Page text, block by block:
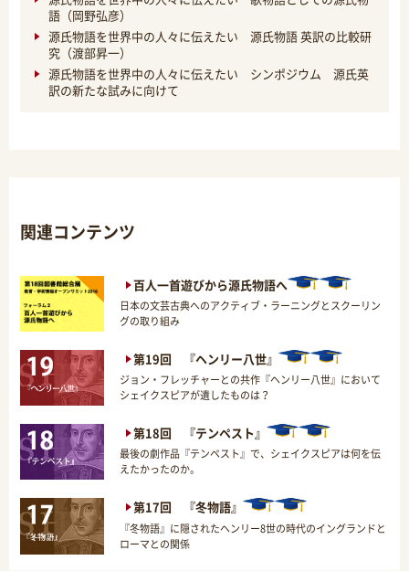
語（岡野弘彦）
源氏物語を世界中の人々に伝えたい 源氏物語 英訳の比較研
究（渡部昇一）
源氏物語を世界中の人々に伝えたい シンポジウム 源氏英
訳の新たな試みに向けて
関連コンテンツ
百人一首遊びから源氏物語へ
日本の文芸古典へのアクティブ・ラーニングとスクーリン
グの取り組み
第19回 『ヘンリー八世』
ジョン・フレッチャーとの共作『ヘンリー八世』において
シェイクスピアが遺したものは？
第18回 『テンペスト』
最後の劇作品『テンペスト』で、シェイクスピアは何を伝
えたかったのか。
第17回 『冬物語』
『冬物語』に隠されたヘンリー8世の時代のイングランドと
ローマとの関係